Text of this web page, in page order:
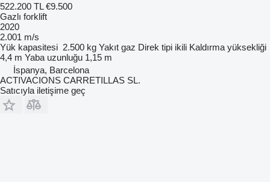
522.200 TL €9.500
Gazlı forklift
2020
2.001 m/s
Yük kapasitesi 2.500 kg Yakıt gaz Direk tipi ikili Kaldırma yüksekliği
4,4 m Yaba uzunluğu 1,15 m
İspanya, Barcelona
ACTIVACIONS CARRETILLAS SL.
Satıcıyla iletişime geç